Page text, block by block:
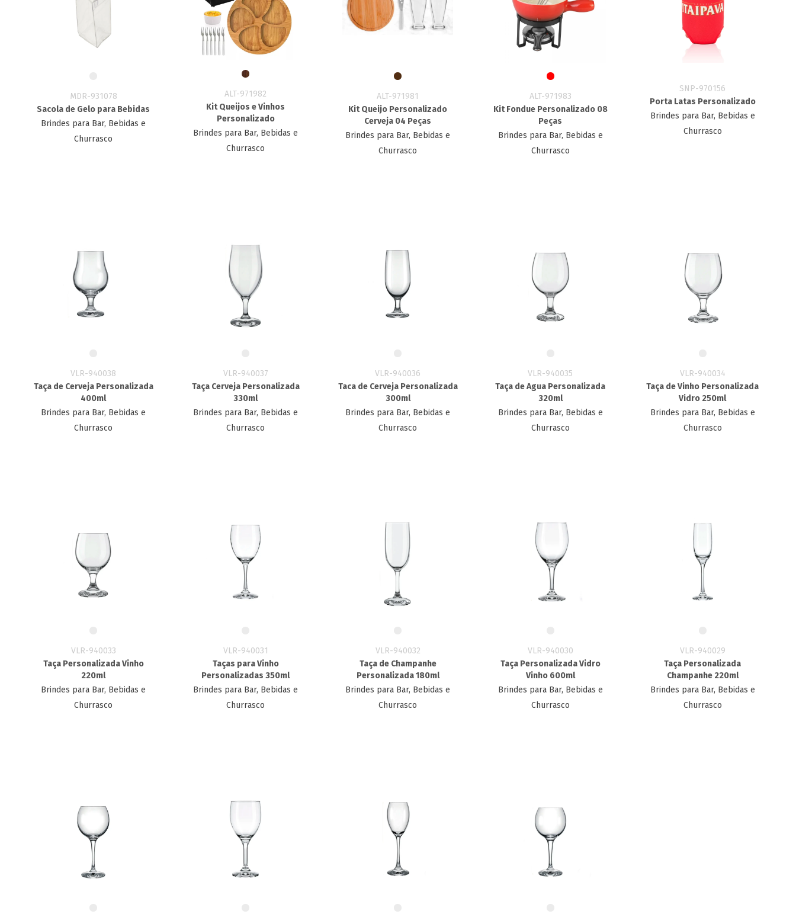
MDR-931078
Sacola de Gelo para Bebidas
Brindes para Bar, Bebidas e
Churrasco
ALT-971982
Kit Queijos e Vinhos
Personalizado
Brindes para Bar, Bebidas e
Churrasco
ALT-971981
Kit Queijo Personalizado
Cerveja 04 Peças
Brindes para Bar, Bebidas e
Churrasco
ALT-971983
Kit Fondue Personalizado 08
Peças
Brindes para Bar, Bebidas e
Churrasco
SNP-970156
Porta Latas Personalizado
Brindes para Bar, Bebidas e
Churrasco
VLR-940038
Taça de Cerveja Personalizada
400ml
Brindes para Bar, Bebidas e
Churrasco
VLR-940037
Taça Cerveja Personalizada​
330ml
Brindes para Bar, Bebidas e
Churrasco
VLR-940036
Taca de Cerveja Personalizada
300ml
Brindes para Bar, Bebidas e
Churrasco
VLR-940035
Taça de Agua Personalizada
320ml
Brindes para Bar, Bebidas e
Churrasco
VLR-940034
Taça de Vinho Personalizada
Vidro 250ml
Brindes para Bar, Bebidas e
Churrasco
VLR-940033
Taça Personalizada Vinho
220ml
Brindes para Bar, Bebidas e
Churrasco
VLR-940031
Taças para Vinho
Personalizadas 350ml
Brindes para Bar, Bebidas e
Churrasco
VLR-940032
Taça de Champanhe
Personalizada​ 180ml
Brindes para Bar, Bebidas e
Churrasco
VLR-940030
Taça Personalizada Vidro​
Vinho 600ml
Brindes para Bar, Bebidas e
Churrasco
VLR-940029
Taça Personalizada
Champanhe​ 220ml
Brindes para Bar, Bebidas e
Churrasco